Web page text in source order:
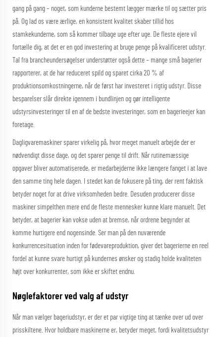
gang på gang – noget, som kunderne bestemt lægger mærke til og sætter pris
på. Og lad os være ærlige, en konsistent kvalitet skaber tillid hos
stamkekunderne, som så kommer tilbage uge efter uge. De fleste ejere vil
fortælle dig, at det er en god investering at bruge penge på kvalificeret udstyr.
Tal fra brancheundersøgelser understøtter også dette – mange små bagerier
rapporterer, at de har reduceret spild og sparet cirka 20 % af
produktionsomkostningerne, når de først har investeret i rigtig udstyr. Disse
besparelser slår direkte igennem i bundlinjen og gør intelligente
udstyrsinvesteringer til en af de bedste investeringer, som en bagerieejer kan
foretage.
Dagligvaremaskiner sparer virkelig på, hvor meget manuelt arbejde der er
nødvendigt disse dage, og det sparer penge til drift. Når rutinemæssige
opgaver bliver automatiserede, er medarbejderne ikke længere fanget i at lave
den samme ting hele dagen. I stedet kan de fokusere på ting, der rent faktisk
betyder noget for at drive virksomheden bedre. Desuden producerer disse
maskiner simpelthen mere end de fleste mennesker kunne klare manuelt. Det
betyder, at bagerier kan vokse uden at bremse, når ordrene begynder at
komme hurtigere end nogensinde. Ser man på den nuværende
konkurrencesituation inden for fødevareproduktion, giver det bagerierne en reel
fordel at kunne svare hurtigt på kundernes ønsker og stadig holde kvaliteten
højt over konkurrenter, som ikke er skiftet endnu.
Nøglefaktorer ved valg af udstyr
Når man vælger bageriudstyr, er der et par vigtige ting at tænke over ud over
prisskiltene. Hvor holdbare maskinerne er, betyder meget, fordi kvalitetsudstyr